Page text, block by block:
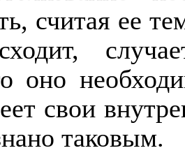
считая ее
оно
свои
таковым.